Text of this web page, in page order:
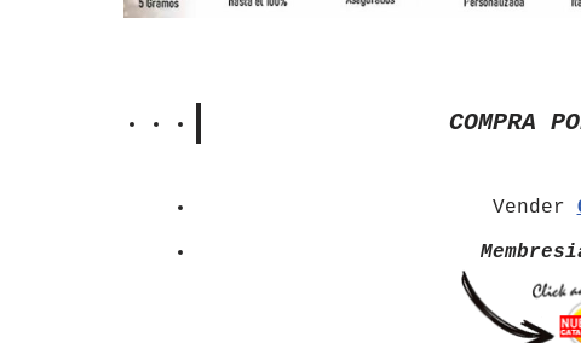
COMPRA
Vender